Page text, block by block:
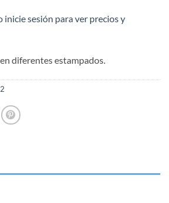
inicie sesión para ver precios y
diferentes estampados.